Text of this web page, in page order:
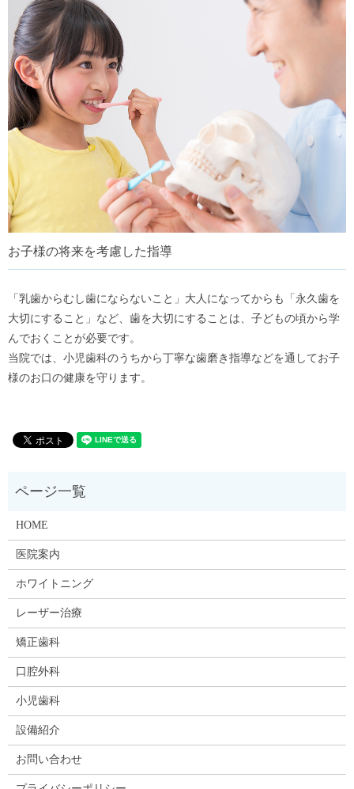
お子様の将来を考慮した指導
「乳歯からむし歯にならないこと」大人になってからも「永久歯を
大切にすること」など、歯を大切にすることは、子どもの頃から学
んでおくことが必要です。
当院では、小児歯科のうちから丁寧な歯磨き指導などを通してお子
様のお口の健康を守ります。
HOME
医院案内
ホワイトニング
レーザー治療
矯正歯科
口腔外科
小児歯科
設備紹介
お問い合わせ